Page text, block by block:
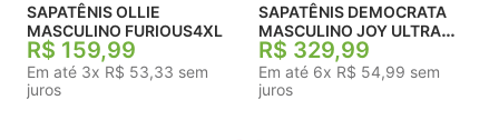
SAPATÊNIS OLLIE
MASCULINO FURIOUS4XL
R$ 159,99
Em até 3x R$ 53,33 sem
juros
SAPATÊNIS DEMOCRATA
MASCULINO JOY ULTRA
LIGTH
R$ 329,99
Em até 6x R$ 54,99 sem
juros